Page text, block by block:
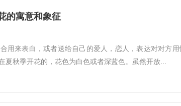
的寓意和象征
用来表白，或者送给自己的爱人，恋人，表达对对方用
夏秋季开花的，花色为白色或者深蓝色。虽然开放...